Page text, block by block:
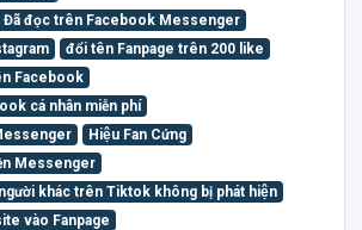
Đã đọc trên Facebook Messenger
đổi tên Fanpage trên 200 like
Facebook
cá nhân miễn phí
Hiệu Fan Cứng
Messenger
khác trên Tiktok không bị phát hiện
vào Fanpage